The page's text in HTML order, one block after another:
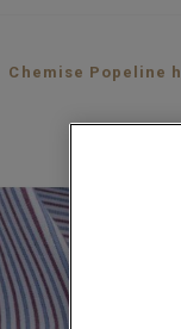
Chemise Popeline